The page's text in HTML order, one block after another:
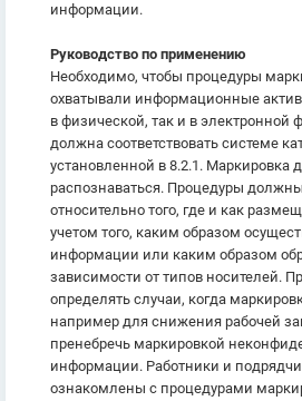
информации.
Руководство по применению
Необходимо, чтобы процедуры
охватывали информационные
в физической, так и в электронной
должна соответствовать системе
установленной в 8.2.1. Маркировка
распознаваться. Процедуры
относительно того, где и как
учетом того, каким образом
информации или каким образом
зависимости от типов носителей.
определять случаи, когда
например для снижения рабочей
пренебречь маркировкой
информации. Работники и
ознакомлены с процедурами